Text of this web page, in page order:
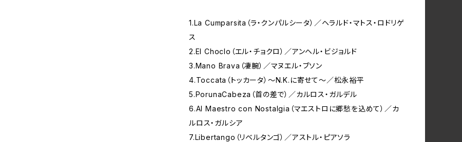
1.La Cumparsita（ラ・クンパルシータ）／ヘラルド・マトス・ロドリゲ
ス
2.El Choclo（エル・チョクロ）／アンヘル・ビジョルド
3.Mano Brava（凄腕）／マヌエル・ブソン
4.Toccata（トッカータ）～N.K.に寄せて～／松永裕平
5.PorunaCabeza（首の差で）／カルロス・ガルデル
6.Al Maestro con Nostalgia（マエストロに郷愁を込めて）／カ
ルロス・ガルシア
7.Libertango（リベルタンゴ）／アストル・ピアソラ